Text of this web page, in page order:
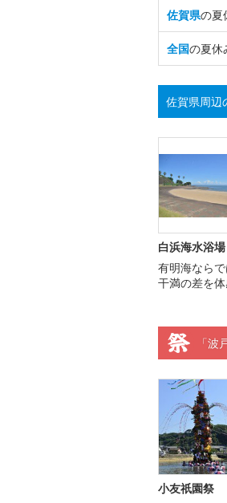
佐賀県の夏
全国の夏休
佐賀県周辺
白浜海水浴場
有明海なら
干満の差を
「波
小友祇園祭